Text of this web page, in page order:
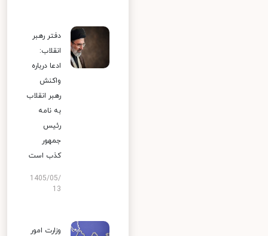
دفتر رهبر
انقلاب:
ادعا درباره
واکنش
رهبر انقلاب
به نامه
رئیس
جمهور
کذب است
1405/05/
13
وزارت امور